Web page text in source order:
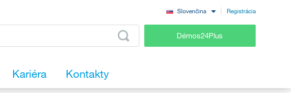
Slovenčina Registrácia
Démos24Plus
Kariéra Kontakty